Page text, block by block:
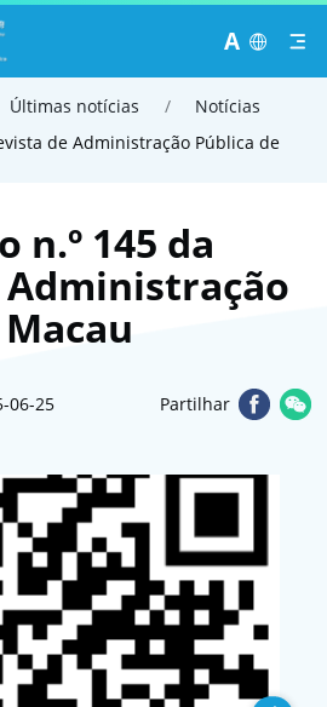
A
Últimas notícias /
Notícias
de Administração Pública de
n.º 145 da
Administração
06-25 Partilhar